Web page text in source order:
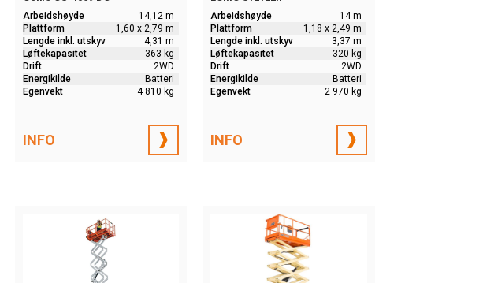
Arbeidshøyde
14,12 m
Plattform
1,60 x 2,79 m
Lengde inkl. utskyv
4,31 m
Løftekapasitet
363 kg
Drift
2WD
Energikilde
Batteri
Egenvekt
4 810 kg
INFO
Arbeidshøyde
14 m
Plattform
1,18 x 2,49 m
Lengde inkl. utskyv
3,37 m
Løftekapasitet
320 kg
Drift
2WD
Energikilde
Batteri
Egenvekt
2 970 kg
INFO